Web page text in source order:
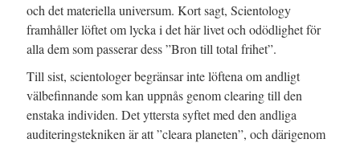
och det materiella universum. Kort sagt, Scientology
framhåller löftet om lycka i det här livet och odödlighet för
alla dem som passerar dess ”Bron till total frihet”.
Till sist, scientologer begränsar inte löftena om andligt
välbefinnande som kan uppnås genom clearing till den
enstaka individen. Det yttersta syftet med den andliga
auditeringstekniken är att ”cleara planeten”, och därigenom